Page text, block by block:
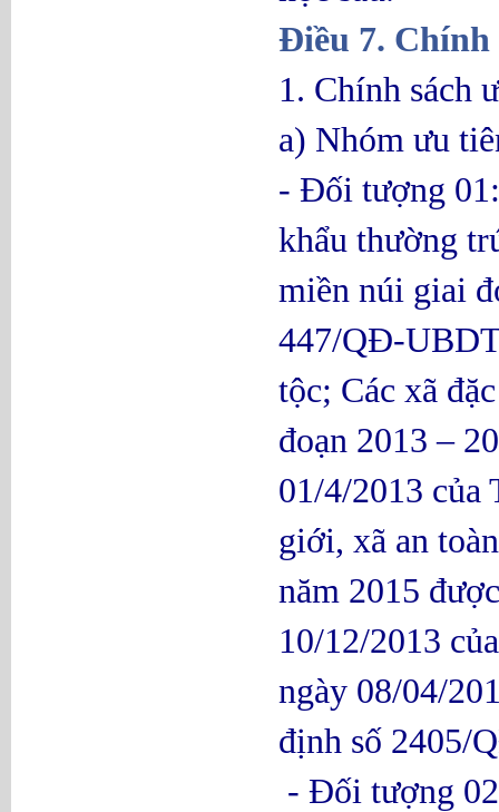
Điều 7. Chính
1. Chính sách
a) Nhóm ưu
- Đối tượng
khẩu thường
miền núi giai
447/QĐ-
tộc; Các xã
đoạn 2013 –
01/4/2013 của
giới, xã an
năm 2015
10/12/2013
ngày 08/04/
định số 2405/
- Đối tượng